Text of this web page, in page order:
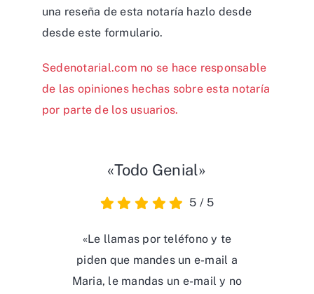
una reseña de esta notaría hazlo desde
desdeeste formulario.
Sedenotarial.com no se hace responsable
de las opiniones hechas sobre esta notaría
por parte de los usuarios.
«Todo Genial»
5 / 5
«Le llamas por teléfono y te
piden que mandes un e-mail a
Maria, le mandas un e-mail y no